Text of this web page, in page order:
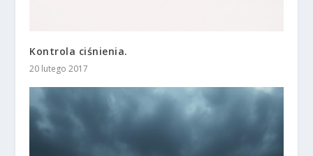
Kontrola ciśnienia.
20 lutego 2017